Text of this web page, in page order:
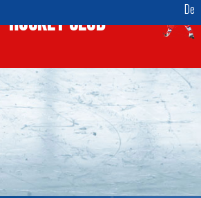
De
Hockey Club